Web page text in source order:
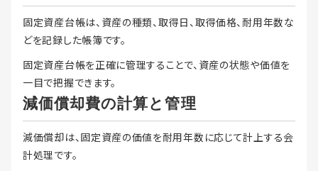
固定資産台帳は、資産の種類、取得日、取得価格、耐用年数な
どを記録した帳簿です。
固定資産台帳を正確に管理することで、資産の状態や価値を
一目で把握できます。
減価償却費の計算と管理
減価償却は、固定資産の価値を耐用年数に応じて計上する会
計処理です。